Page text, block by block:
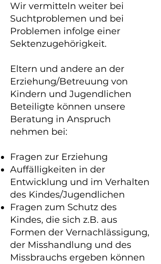
Wir vermitteln weiter bei
Suchtproblemen und bei
Problemen infolge einer
Sektenzugehörigkeit.
Eltern und andere an der
Erziehung/Betreuung von
Kindern und Jugendlichen
Beteiligte können unsere
Beratung in Anspruch
nehmen bei:
Fragen zur Erziehung
Auffälligkeiten in der
Entwicklung und im Verhalten
des Kindes/Jugendlichen
Fragen zum Schutz des
Kindes, die sich z.B. aus
Formen der Vernachlässigung,
der Misshandlung und des
Missbrauchs ergeben können